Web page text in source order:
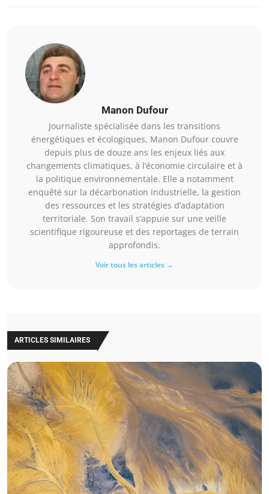
Manon Dufour
Journaliste spécialisée dans les transitions
énergétiques et écologiques, Manon Dufour couvre
depuis plus de douze ans les enjeux liés aux
changements climatiques, à l’économie circulaire et à
la politique environnementale. Elle a notamment
enquêté sur la décarbonation industrielle, la gestion
des ressources et les stratégies d’adaptation
territoriale. Son travail s’appuie sur une veille
scientifique rigoureuse et des reportages de terrain
approfondis.
Voir tous les articles →
ARTICLES SIMILAIRES